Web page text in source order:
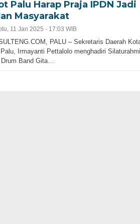
Palu Harap Praja IPDN Jadi
Masyarakat
11 Jan 2025 - 17:03 WIB
PALU – Sekretaris Daerah
Irmayanti Pettalolo menghadiri Silaturahmi
Drum Band Gita…